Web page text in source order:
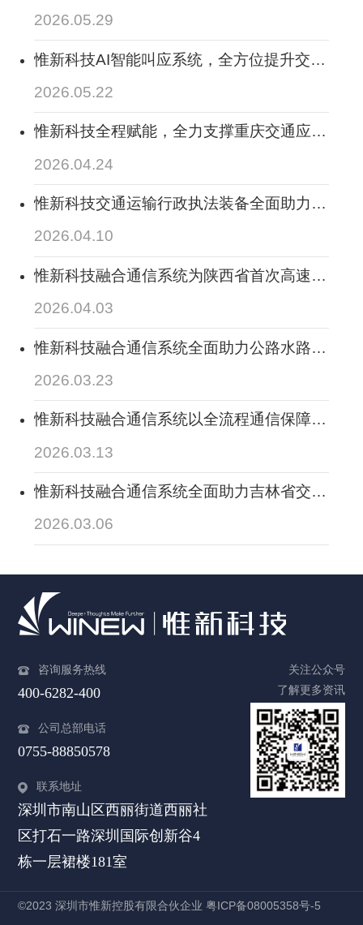
交通执法数字化转型
2026.05.29
惟新科技AI智能叫应系统，全方位提升交通
运输全场景调度处置业务新能力
2026.05.22
惟新科技全程赋能，全力支撑重庆交通应急
2026.04.24
惟新科技交通运输行政执法装备全面助力合
作伙伴中标在太原市综合交通与多式联运公
2026.04.10
惟新科技融合通信系统为陕西省首次高速公
路建设领域视频调度会议保驾护航
2026.04.03
惟新科技融合通信系统全面助力公路水路交
通基础设施数字化转型升级工程构筑通信调
置效能
2026.03.23
惟新科技融合通信系统以全流程通信保障，
增效管理目标
2026.03.13
惟新科技融合通信系统全面助力吉林省交通
运输厅“互联网+交通运输”指挥中心2026年
2026.03.06
咨询服务热线
400-6282-400
公司总部电话
0755-88850578
联系地址
深圳市南山区西丽街道西丽社
区打石一路深圳国际创新谷4
栋一层裙楼181室
关注公众号
了解更多资讯
©2023 深圳市惟新控股有限合伙企业粤ICP备08005358号-5